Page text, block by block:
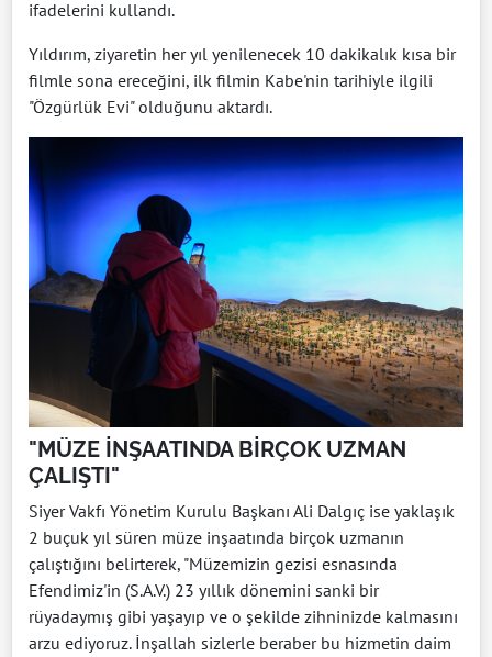
ifadelerini kullandı.
Yıldırım, ziyaretin her yıl yenilenecek 10 dakikalık kısa bir
filmle sona ereceğini, ilk filmin Kabe'nin tarihiyle ilgili
"Özgürlük Evi" olduğunu aktardı.
"MÜZE İNŞAATINDA BİRÇOK UZMAN
ÇALIŞTI"
Siyer Vakfı Yönetim Kurulu Başkanı Ali Dalgıç ise yaklaşık
2 buçuk yıl süren müze inşaatında birçok uzmanın
çalıştığını belirterek, "Müzemizin gezisi esnasında
Efendimiz'in (S.A.V.) 23 yıllık dönemini sanki bir
rüyadaymış gibi yaşayıp ve o şekilde zihninizde kalmasını
arzu ediyoruz. İnşallah sizlerle beraber bu hizmetin daim